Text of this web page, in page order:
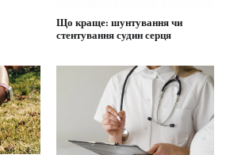
Що краще: шунтування чи
стентування судин серця